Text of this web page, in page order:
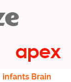
infants Brain